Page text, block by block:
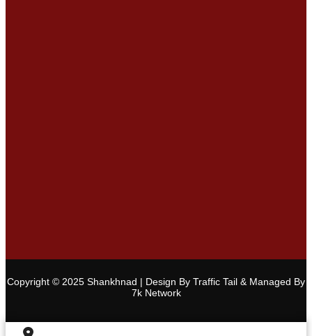
Copyright © 2025 Shankhnad | Design By Traffic Tail & Managed By
7k Network